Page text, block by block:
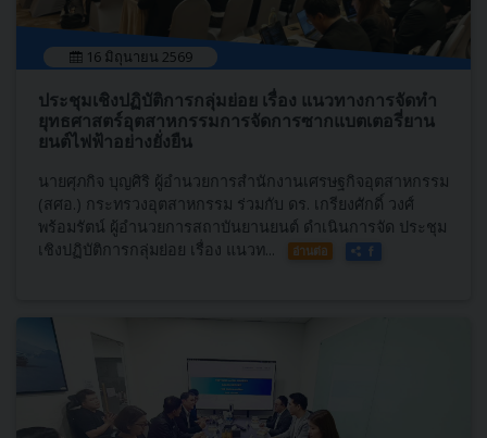
16 มิถุนายน 2569
ประชุมเชิงปฏิบัติการกลุ่มย่อย เรื่อง แนวทางการจัดทำ
ยุทธศาสตร์อุตสาหกรรมการจัดการซากแบตเตอรี่ยาน
ยนต์ไฟฟ้าอย่างยั่งยืน
นายศุภกิจ บุญศิริ ผู้อำนวยการสำนักงานเศรษฐกิจอุตสาหกรรม
(สศอ.) กระทรวงอุตสาหกรรม ร่วมกับ ดร. เกรียงศักดิ์ วงศ์
พร้อมรัตน์ ผู้อำนวยการสถาบันยานยนต์ ดำเนินการจัด ประชุม
เชิงปฏิบัติการกลุ่มย่อย เรื่อง แนวท...
อ่านต่อ